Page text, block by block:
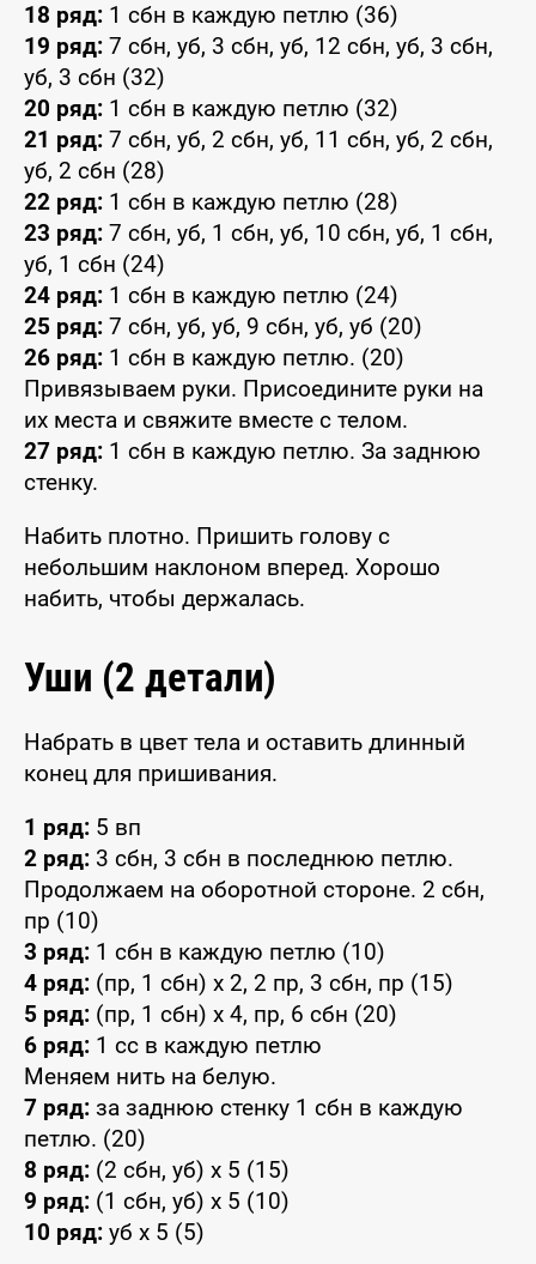
18 ряд: 1 сбн в каждую петлю (36)
19 ряд: 7 сбн, уб, 3 сбн, уб, 12 сбн, уб, 3 сбн,
уб, 3 сбн (32)
20 ряд: 1 сбн в каждую петлю (32)
21 ряд: 7 сбн, уб, 2 сбн, уб, 11 сбн, уб, 2 сбн,
уб, 2 сбн (28)
22 ряд: 1 сбн в каждую петлю (28)
23 ряд: 7 сбн, уб, 1 сбн, уб, 10 сбн, уб, 1 сбн,
уб, 1 сбн (24)
24 ряд: 1 сбн в каждую петлю (24)
25 ряд: 7 сбн, уб, уб, 9 сбн, уб, уб (20)
26 ряд: 1 сбн в каждую петлю. (20)
Привязываем руки. Присоедините руки на
их места и свяжите вместе с телом.
27 ряд: 1 сбн в каждую петлю. За заднюю
стенку.
Набить плотно. Пришить голову с
небольшим наклоном вперед. Хорошо
набить, чтобы держалась.
Уши (2 детали)
Набрать в цвет тела и оставить длинный
конец для пришивания.
1 ряд: 5 вп
2 ряд: 3 сбн, 3 сбн в последнюю петлю.
Продолжаем на оборотной стороне. 2 сбн,
пр (10)
3 ряд: 1 сбн в каждую петлю (10)
4 ряд: (пр, 1 сбн) x 2, 2 пр, 3 сбн, пр (15)
5 ряд: (пр, 1 сбн) x 4, пр, 6 сбн (20)
6 ряд: 1 сс в каждую петлю
Меняем нить на белую.
7 ряд: за заднюю стенку 1 сбн в каждую
петлю. (20)
8 ряд: (2 сбн, уб) x 5 (15)
9 ряд: (1 сбн, уб) x 5 (10)
10 ряд: уб x 5 (5)